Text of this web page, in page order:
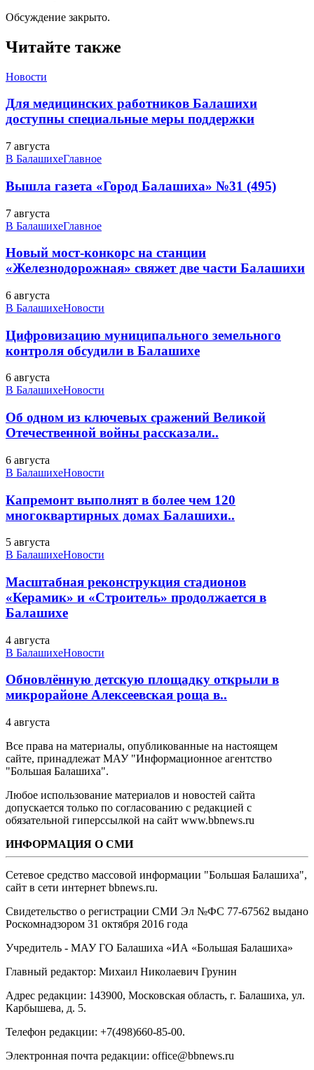
Обсуждение закрыто.
Читайте также
Новости
Для медицинских работников Балашихи
доступны специальные меры поддержки
7 августа
В БалашихеГлавное
Вышла газета «Город Балашиха» №31 (495)
7 августа
В БалашихеГлавное
Новый мост-конкорс на станции
«Железнодорожная» свяжет две части Балашихи
6 августа
В БалашихеНовости
Цифровизацию муниципального земельного
контроля обсудили в Балашихе
6 августа
В БалашихеНовости
Об одном из ключевых сражений Великой
Отечественной войны рассказали..
6 августа
В БалашихеНовости
Капремонт выполнят в более чем 120
многоквартирных домах Балашихи..
5 августа
В БалашихеНовости
Масштабная реконструкция стадионов
«Керамик» и «Строитель» продолжается в
Балашихе
4 августа
В БалашихеНовости
Обновлённую детскую площадку открыли в
микрорайоне Алексеевская роща в..
4 августа
Все права на материалы, опубликованные на настоящем
сайте, принадлежат МАУ "Информационное агентство
"Большая Балашиха".
Любое использование материалов и новостей сайта
допускается только по согласованию с редакцией с
обязательной гиперссылкой на сайт www.bbnews.ru
ИНФОРМАЦИЯ О СМИ
Сетевое средство массовой информации "Большая Балашиха",
сайт в сети интернет bbnews.ru.
Свидетельство о регистрации СМИ Эл №ФС ‎77-67562 выдано
Роскомнадзором 31 октября 2016 года
Учредитель - МАУ ГО Балашиха «ИА «Большая Балашиха»
Главный редактор: Михаил Николаевич Грунин
Адрес редакции: 143900, Московская область, г. Балашиха, ул.
Карбышева, д. 5.
Телефон редакции: +7(498)660-85-00.
Электронная почта редакции: office@bbnews.ru